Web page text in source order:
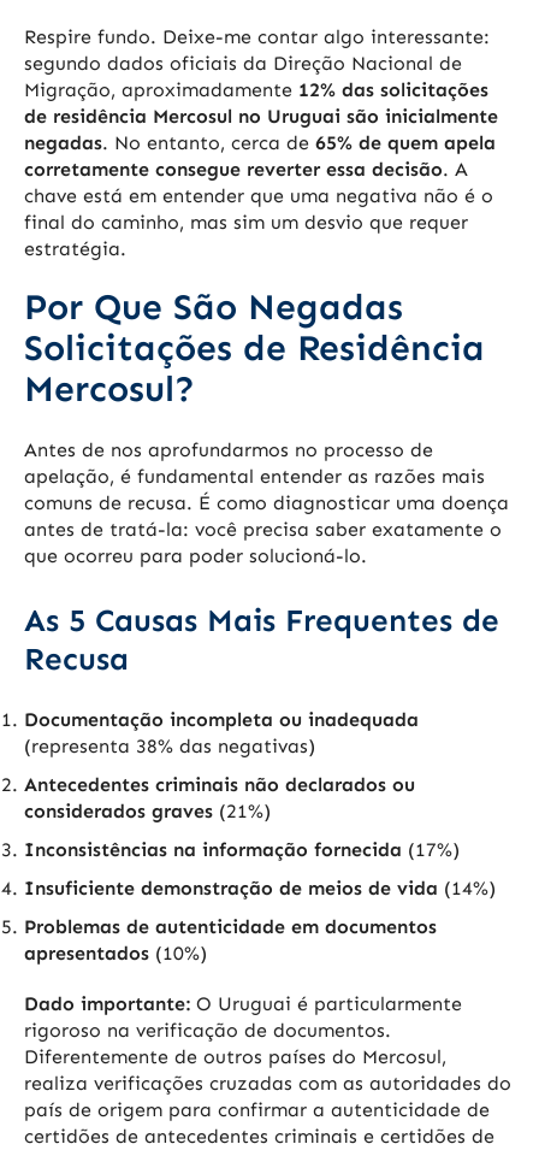
Respire fundo. Deixe-me contar algo interessante:
segundo dados oficiais da Direção Nacional de
Migração, aproximadamente 12% das solicitações
de residência Mercosul no Uruguai são inicialmente
negadas. No entanto, cerca de 65% de quem apela
corretamente consegue reverter essa decisão. A
chave está em entender que uma negativa não é o
final do caminho, mas sim um desvio que requer
estratégia.
Por Que São Negadas
Solicitações de Residência
Mercosul?
Antes de nos aprofundarmos no processo de
apelação, é fundamental entender as razões mais
comuns de recusa. É como diagnosticar uma doença
antes de tratá-la: você precisa saber exatamente o
que ocorreu para poder solucioná-lo.
As 5 Causas Mais Frequentes de
Recusa
Documentação incompleta ou inadequada
(representa 38% das negativas)
Antecedentes criminais não declarados ou
considerados graves (21%)
Inconsistências na informação fornecida (17%)
Insuficiente demonstração de meios de vida (14%)
Problemas de autenticidade em documentos
apresentados (10%)
Dado importante: O Uruguai é particularmente
rigoroso na verificação de documentos.
Diferentemente de outros países do Mercosul,
realiza verificações cruzadas com as autoridades do
país de origem para confirmar a autenticidade de
certidões de antecedentes criminais e certidões de